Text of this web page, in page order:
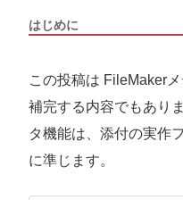
はじめに
この投稿は FileMaker
補完する内容でもあり
タ機能は、添付の実作
に準じます。